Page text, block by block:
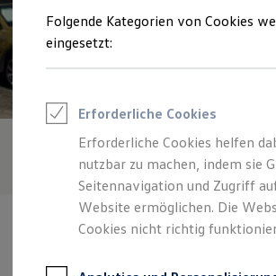
Junge Gebrauchtwagen und
Volkswagen Zertifizierte
Zubehör- und Serviceangebote
Leasing
Leasing-Angebote
Gebrauchtwagen Leasing
Junge Gebrauchtwagen-
Elektroauto Leasing
Kleinwagen-Leasing
Leasing ohne Anzahlung
Finanzierung
Folgende Kategorien von Cookies
eingesetzt:
Erforderliche Cookies
Erforderliche Cookies helfen
nutzbar zu machen, indem sie
Seitennavigation und Zugriff
Website ermöglichen. Die
Cookies nicht richtig